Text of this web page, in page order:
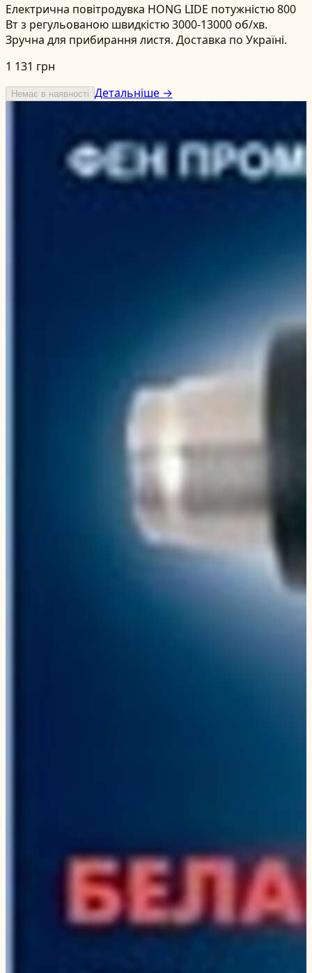
Електрична повітродувка HONG LIDE потужністю 800
Вт з регульованою швидкістю 3000-13000 об/хв.
Зручна для прибирання листя. Доставка по Україні.
1 131 грн
Немає в наявності Детальніше →